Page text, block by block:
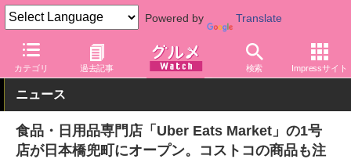
Powered by Translate
カテゴリ 過去記事 検索 Impressサイト
グルメ Watch サービス デリバリー
ニュース
食品・日用品専門店「Uber Eats Market」の1号
店が日本橋兜町にオープン。コストコの商品も注